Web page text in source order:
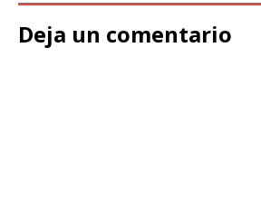
Deja un comentario